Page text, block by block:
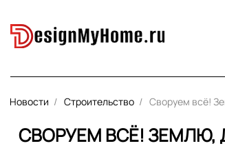
Новости Строительство Своруем всё!
СВОРУЕМ ВСЁ! ЗЕМЛЮ,